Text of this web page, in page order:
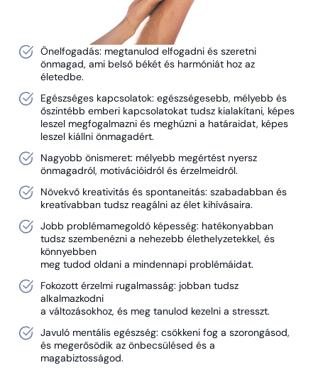
Önelfogadás: megtanulod elfogadni és szeretni
önmagad, ami belső békét és harmóniát hoz az
életedbe.
Egészséges kapcsolatok: egészségesebb, mélyebb és
őszintébb emberi kapcsolatokat tudsz kialakítani, képes
leszel megfogalmazni és meghúzni a határaidat, képes
leszel kiállni önmagadért.
Nagyobb önismeret: mélyebb megértést nyersz
önmagadról, motivációidról és érzelmeidről.
Növekvő kreativitás és spontaneitás: szabadabban és
kreatívabban tudsz reagálni az élet kihívásaira.
Jobb problémamegoldó képesség: hatékonyabban
tudsz szembenézni a nehezebb élethelyzetekkel, és
könnyebben
meg tudod oldani a mindennapi problémáidat.
Fokozott érzelmi rugalmasság: jobban tudsz
alkalmazkodni
a változásokhoz, és meg tanulod kezelni a stresszt.
Javuló mentális egészség: csökkeni fog a szorongásod,
és megerősödik az önbecsülésed és a
magabiztosságod.